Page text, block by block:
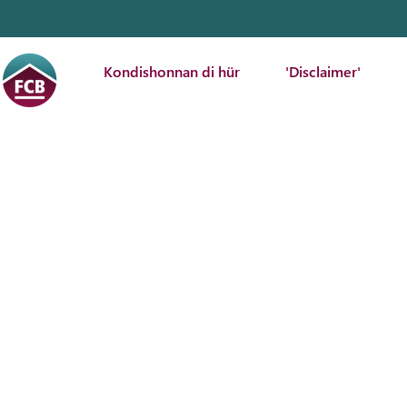
Kondishonnan di hür 'Disclaimer'